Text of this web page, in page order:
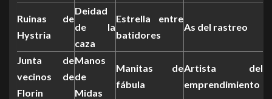
Ruinas de
Hystria
Deidad
de la
caza
Estrella entre
batidores
As del rastreo
Junta de
vecinos de
Florin
Manos
de
Midas
Manitas de
fábula
Artista del
emprendimiento